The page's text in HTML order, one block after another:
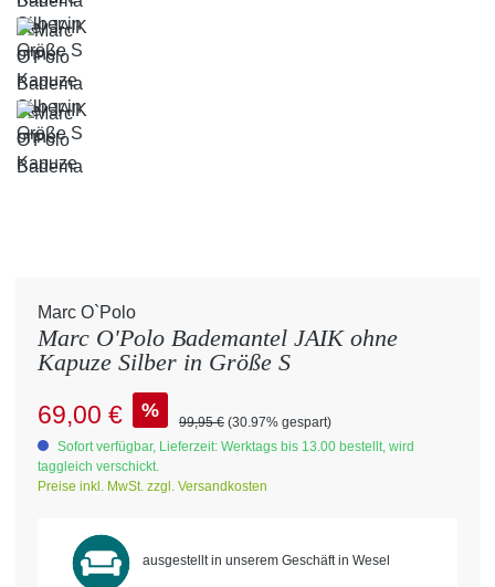
Marc O`Polo
Marc O'Polo Bademantel JAIK ohne
Kapuze Silber in Größe S
Verkaufspreis:
69,00 € % Regulärer Preis:
99,95 € (30.97% gespart)
Sofort verfügbar, Lieferzeit: Werktags bis 13.00 bestellt, wird
taggleich verschickt.
Preise inkl. MwSt. zzgl. Versandkosten
ausgestellt in unserem Geschäft in Wesel